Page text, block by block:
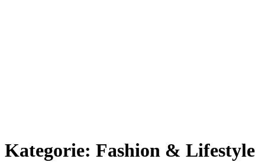
Kategorie: Fashion & Lifestyle